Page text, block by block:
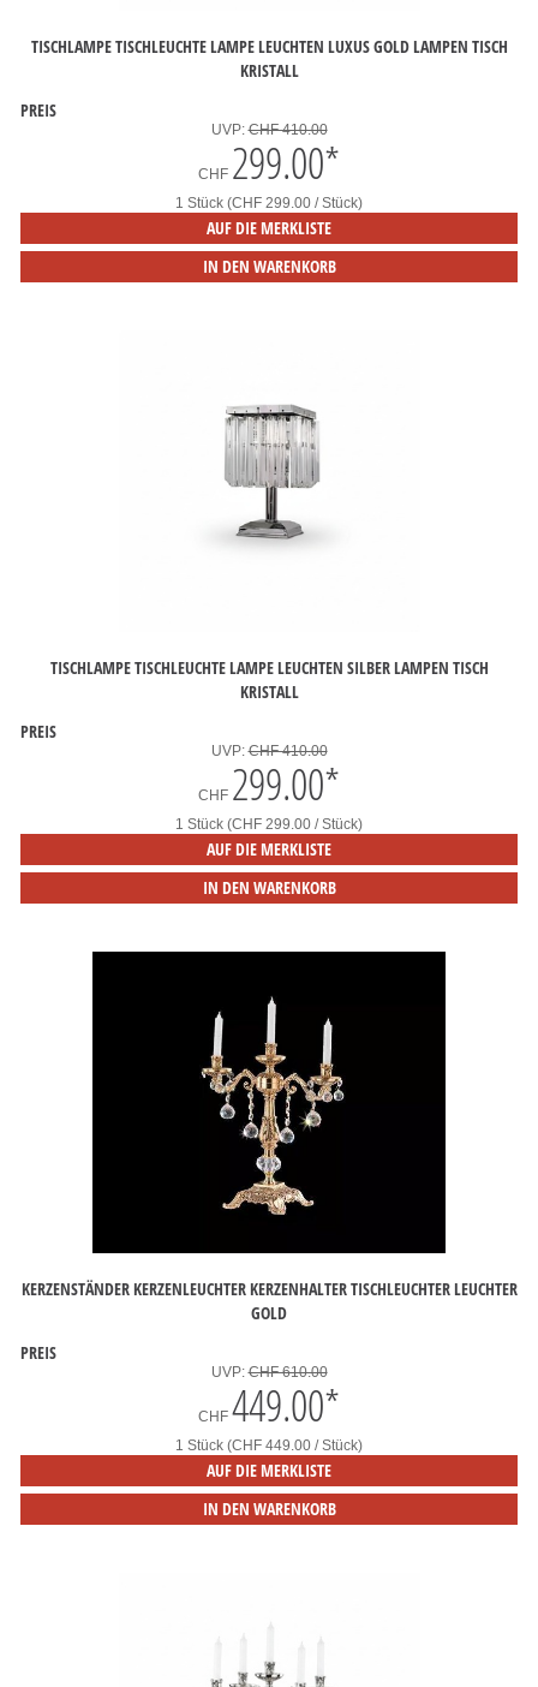
TISCHLAMPE TISCHLEUCHTE LAMPE LEUCHTEN LUXUS GOLD LAMPEN TISCH
KRISTALL
PREIS
UVP:CHF 410.00
CHF 299.00*
1 Stück (CHF 299.00 / Stück)
AUF DIE MERKLISTE
IN DEN WARENKORB
TISCHLAMPE TISCHLEUCHTE LAMPE LEUCHTEN SILBER LAMPEN TISCH
KRISTALL
PREIS
UVP:CHF 410.00
CHF 299.00*
1 Stück (CHF 299.00 / Stück)
AUF DIE MERKLISTE
IN DEN WARENKORB
KERZENSTÄNDER KERZENLEUCHTER KERZENHALTER TISCHLEUCHTER LEUCHTER
GOLD
PREIS
UVP:CHF 610.00
CHF 449.00*
1 Stück (CHF 449.00 / Stück)
AUF DIE MERKLISTE
IN DEN WARENKORB